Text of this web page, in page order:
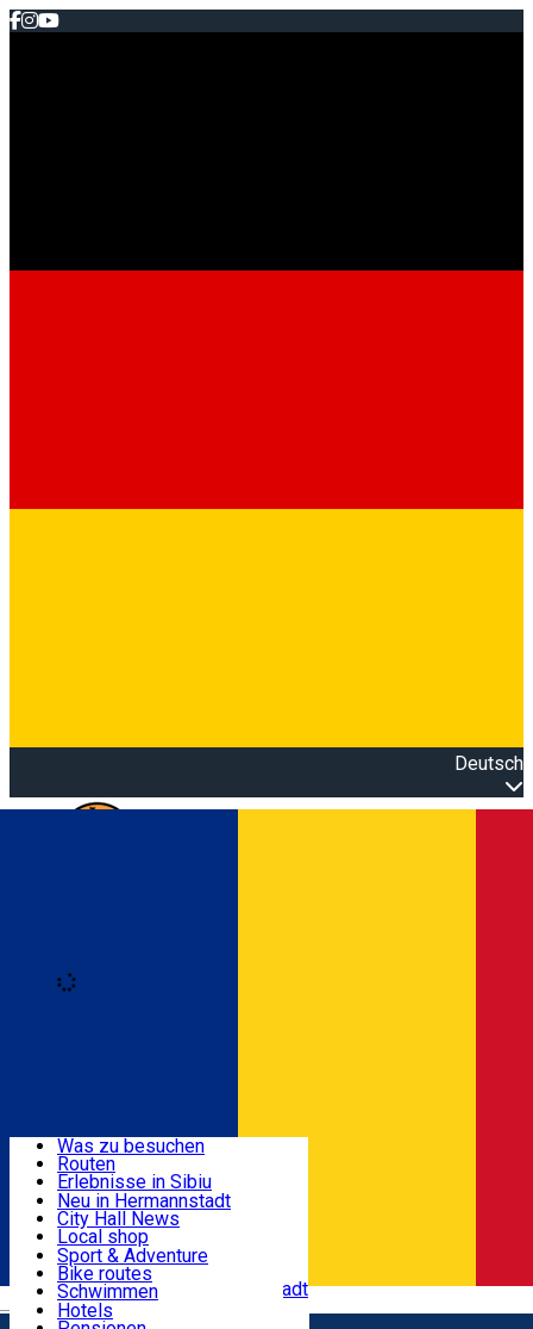
Deutsch
Română
Nützliche informationen
Aktivitäten & Abenteuer
Unterkunft
Was zu besuchen
Routen
Erlebnisse in Sibiu
Podcast
Kultur
Museen
Kirchen
Parks, Zoo
Im Umkreis von Hermannstadt
Neu in Hermannstadt
City Hall News
Local shop
Sibiu Handwerker
Sibiul Verde
Public services
Bildung
Sport & Adventure
Bike routes
Schwimmen
Reiten
Hotels